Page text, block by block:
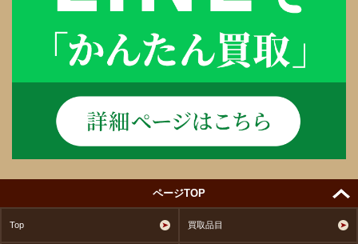
ページTOP
Top 買取品目